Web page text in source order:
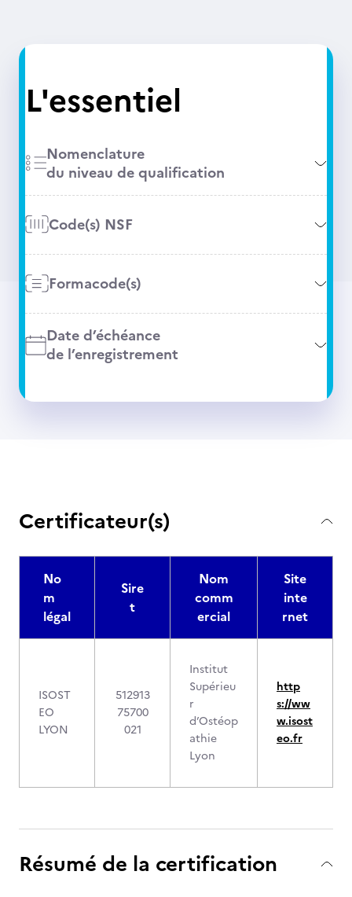
L'essentiel
Nomenclature
du niveau de qualification
Code(s) NSF
Formacode(s)
Date d’échéance
de l’enregistrement
Certificateur(s)
No
m
légal
Sire
t
Nom
comm
ercial
Site
inte
rnet
ISOST
EO
LYON
512913
75700
021
Institut
Supérieu
r
d’Ostéop
athie
Lyon
http
s://ww
w.isost
eo.fr
Résumé de la certification